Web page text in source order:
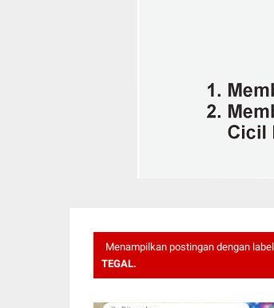
Menampilkan postingan dengan label
TEGAL.